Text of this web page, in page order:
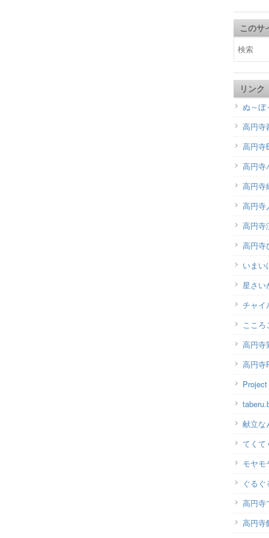
このサ
リンク
ぬ～ぼ
高円寺
高円寺
高円寺
高円寺
高円寺
高円寺
高円寺
いまい
星さい
チャイ
こころ
高円寺
高円寺
献立な
てくて
モヤモ
ぐる
高円寺
高円寺